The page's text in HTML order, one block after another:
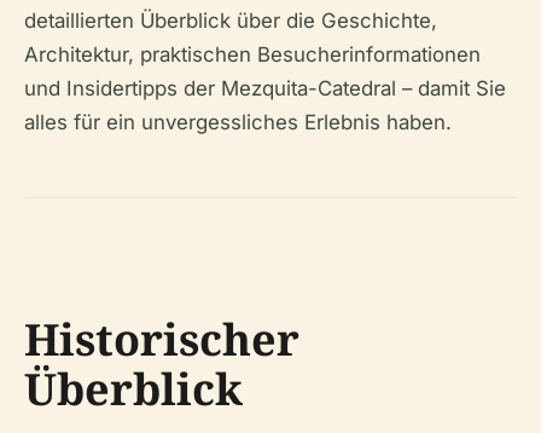
detaillierten Überblick über die Geschichte,
Architektur, praktischen Besucherinformationen
und Insidertipps der Mezquita-Catedral – damit Sie
alles für ein unvergessliches Erlebnis haben.
Historischer
Überblick